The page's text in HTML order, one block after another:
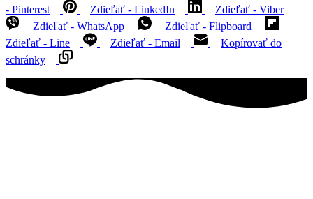
- Pinterest
Zdieľať - LinkedIn
Zdieľať - Viber
Zdieľať - WhatsApp
Zdieľať - Flipboard
Zdieľať - Line
Zdieľať - Email
Kopírovať do
schránky